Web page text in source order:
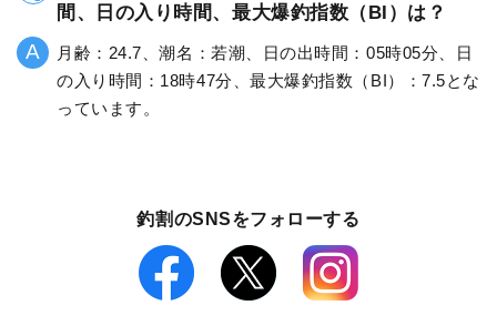
間、日の入り時間、最大爆釣指数（BI）は？
月齢：24.7、潮名：若潮、日の出時間：05時05分、日
の入り時間：18時47分、最大爆釣指数（BI）：7.5とな
っています。
釣割のSNSをフォローする